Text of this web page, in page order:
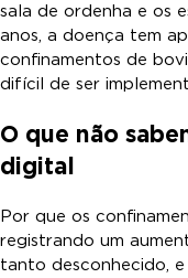
sala de ordenha e os
anos, a doença tem
confinamentos de
difícil de ser
O que não
digital
Por que os
registrando um
tanto desconhecido,